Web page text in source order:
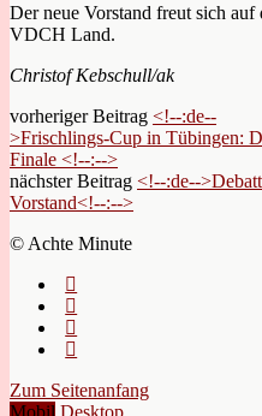
Der neue Vorstand freut sich
VDCH Land.
Christof Kebschull/ak
vorheriger Beitrag <!--:de--
>Frischlings-Cup in Tübingen:
Finale <!--:-->
nächster Beitrag <!--:de--
Vorstand<!--:-->
© Achte Minute
Zum Seitenanfang
Mobil Desktop